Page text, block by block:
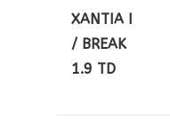
XANTIA I
/ BREAK
1.9 TD